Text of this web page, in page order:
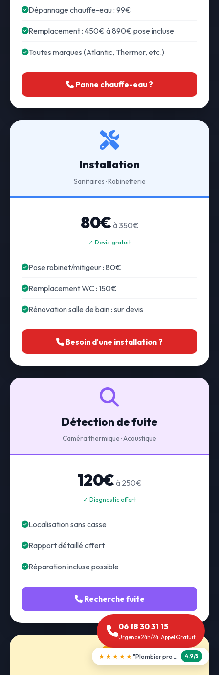
Dépannage chauffe-eau : 99€
Remplacement : 450€ à 890€ pose incluse
Toutes marques (Atlantic, Thermor, etc.)
Panne chauffe-eau ?
Installation
Sanitaires · Robinetterie
80€ à 350€
✓ Devis gratuit
Pose robinet/mitigeur : 80€
Remplacement WC : 150€
Rénovation salle de bain : sur devis
Besoin d'une installation ?
Détection de fuite
Caméra thermique · Acoustique
120€ à 250€
✓ Diagnostic offert
Localisation sans casse
Rapport détaillé offert
Réparation incluse possible
Recherche fuite
06 18 30 31 15
Urgence 24h/24 · Appel Gratuit
★★★★★ "Débouchage WC en 30 min" 5.0/5